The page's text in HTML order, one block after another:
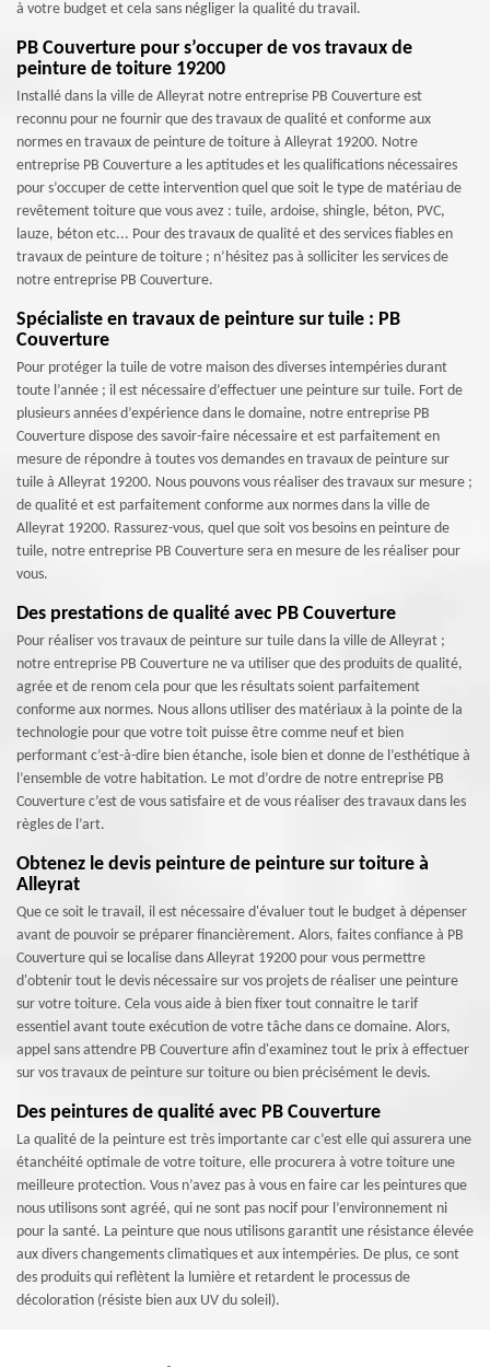
à votre budget et cela sans négliger la qualité du travail.
PB Couverture pour s’occuper de vos travaux de
peinture de toiture 19200
Installé dans la ville de Alleyrat notre entreprise PB Couverture est
reconnu pour ne fournir que des travaux de qualité et conforme aux
normes en travaux de peinture de toiture à Alleyrat 19200. Notre
entreprise PB Couverture a les aptitudes et les qualifications nécessaires
pour s’occuper de cette intervention quel que soit le type de matériau de
revêtement toiture que vous avez : tuile, ardoise, shingle, béton, PVC,
lauze, béton etc... Pour des travaux de qualité et des services fiables en
travaux de peinture de toiture ; n’hésitez pas à solliciter les services de
notre entreprise PB Couverture.
Spécialiste en travaux de peinture sur tuile : PB
Couverture
Pour protéger la tuile de votre maison des diverses intempéries durant
toute l’année ; il est nécessaire d’effectuer une peinture sur tuile. Fort de
plusieurs années d’expérience dans le domaine, notre entreprise PB
Couverture dispose des savoir-faire nécessaire et est parfaitement en
mesure de répondre à toutes vos demandes en travaux de peinture sur
tuile à Alleyrat 19200. Nous pouvons vous réaliser des travaux sur mesure ;
de qualité et est parfaitement conforme aux normes dans la ville de
Alleyrat 19200. Rassurez-vous, quel que soit vos besoins en peinture de
tuile, notre entreprise PB Couverture sera en mesure de les réaliser pour
vous.
Des prestations de qualité avec PB Couverture
Pour réaliser vos travaux de peinture sur tuile dans la ville de Alleyrat ;
notre entreprise PB Couverture ne va utiliser que des produits de qualité,
agrée et de renom cela pour que les résultats soient parfaitement
conforme aux normes. Nous allons utiliser des matériaux à la pointe de la
technologie pour que votre toit puisse être comme neuf et bien
performant c’est-à-dire bien étanche, isole bien et donne de l’esthétique à
l’ensemble de votre habitation. Le mot d’ordre de notre entreprise PB
Couverture c’est de vous satisfaire et de vous réaliser des travaux dans les
règles de l’art.
Obtenez le devis peinture de peinture sur toiture à
Alleyrat
Que ce soit le travail, il est nécessaire d'évaluer tout le budget à dépenser
avant de pouvoir se préparer financièrement. Alors, faites confiance à PB
Couverture qui se localise dans Alleyrat 19200 pour vous permettre
d'obtenir tout le devis nécessaire sur vos projets de réaliser une peinture
sur votre toiture. Cela vous aide à bien fixer tout connaitre le tarif
essentiel avant toute exécution de votre tâche dans ce domaine. Alors,
appel sans attendre PB Couverture afin d'examinez tout le prix à effectuer
sur vos travaux de peinture sur toiture ou bien précisément le devis.
Des peintures de qualité avec PB Couverture
La qualité de la peinture est très importante car c’est elle qui assurera une
étanchéité optimale de votre toiture, elle procurera à votre toiture une
meilleure protection. Vous n’avez pas à vous en faire car les peintures que
nous utilisons sont agréé, qui ne sont pas nocif pour l’environnement ni
pour la santé. La peinture que nous utilisons garantit une résistance élevée
aux divers changements climatiques et aux intempéries. De plus, ce sont
des produits qui reflètent la lumière et retardent le processus de
décoloration (résiste bien aux UV du soleil).